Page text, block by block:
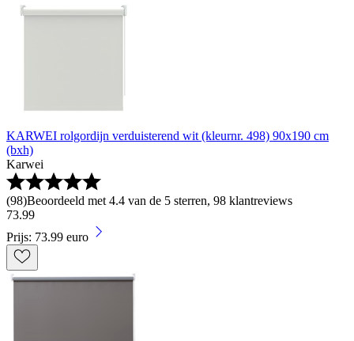
KARWEI rolgordijn verduisterend wit (kleurnr. 498) 90x190 cm
(bxh)
Karwei
(98)Beoordeeld met 4.4 van de 5 sterren, 98 klantreviews
73.99
Prijs: 73.99 euro